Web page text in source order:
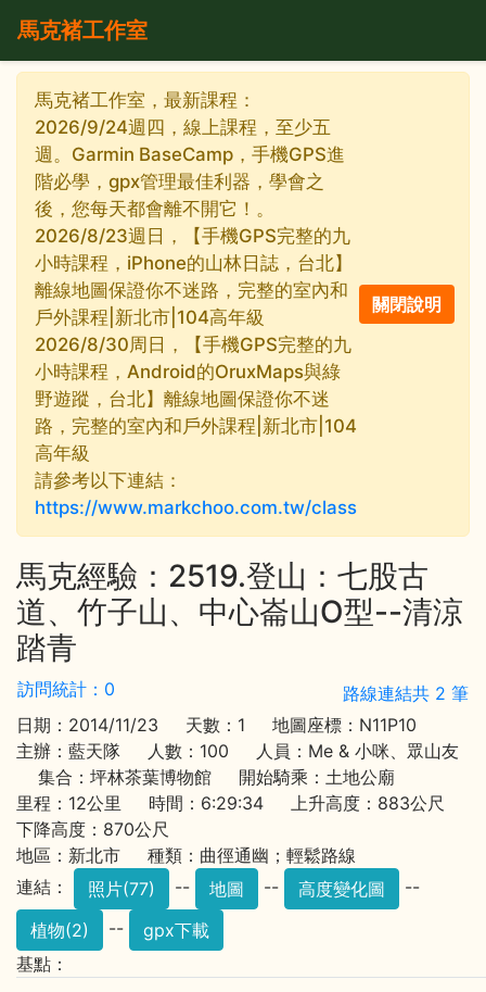
馬克褚工作室
馬克褚工作室，最新課程：
2026/9/24週四，線上課程，至少五
週。Garmin BaseCamp，手機GPS進
階必學，gpx管理最佳利器，學會之
後，您每天都會離不開它！。
2026/8/23週日，【手機GPS完整的九
小時課程，iPhone的山林日誌，台北】
離線地圖保證你不迷路，完整的室內和
戶外課程|新北市|104高年級
2026/8/30周日，【手機GPS完整的九
小時課程，Android的OruxMaps與綠
野遊蹤，台北】離線地圖保證你不迷
路，完整的室內和戶外課程|新北市|104
高年級
請參考以下連結：
https://www.markchoo.com.tw/class
馬克經驗：2519.登山：七股古
道、竹子山、中心崙山O型--清涼
踏青
訪問統計：0
路線連結共 2 筆
日期：2014/11/23 天數：1 地圖座標：N11P10
主辦：藍天隊 人數：100 人員：Me & 小咪、眾山友
集合：坪林茶葉博物館 開始騎乘：土地公廟
里程：12公里 時間：6:29:34 上升高度：883公尺
下降高度：870公尺
地區：新北市 種類：曲徑通幽；輕鬆路線
連結：
照片(77) -- 地圖 -- 高度變化圖
--
植物(2)
--
gpx下載
基點：